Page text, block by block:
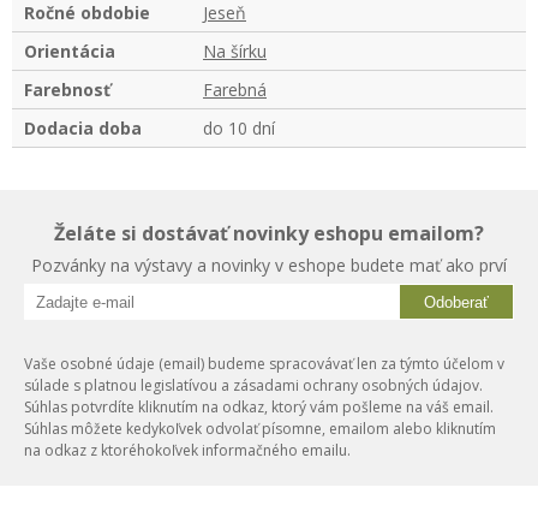
Ročné obdobie
Jeseň
Orientácia
Na šírku
Farebnosť
Farebná
Dodacia doba
do 10 dní
Želáte si dostávať novinky eshopu emailom?
Pozvánky na výstavy a novinky v eshope budete mať ako prví
Odoberať
Vaše osobné údaje (email) budeme spracovávať len za týmto účelom v
súlade s platnou legislatívou a zásadami ochrany osobných údajov.
Súhlas potvrdíte kliknutím na odkaz, ktorý vám pošleme na váš email.
Súhlas môžete kedykoľvek odvolať písomne, emailom alebo kliknutím
na odkaz z ktoréhokoľvek informačného emailu.